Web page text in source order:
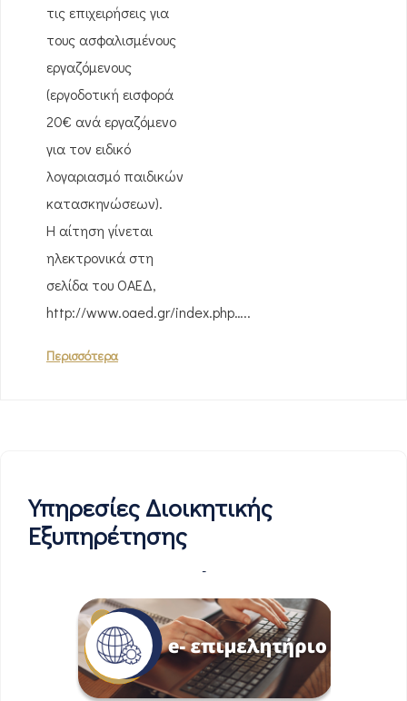
τις επιχειρήσεις για
τους ασφαλισμένους
εργαζόμενους
(εργοδοτική εισφορά
20€ ανά εργαζόμενο
για τον ειδικό
λογαριασμό παιδικών
κατασκηνώσεων).
Η αίτηση γίνεται
ηλεκτρονικά στη
σελίδα του ΟΑΕΔ,
http://www.oaed.gr/index.php…..
Περισσότερα
Υπηρεσίες Διοικητικής
Εξυπηρέτησης
-